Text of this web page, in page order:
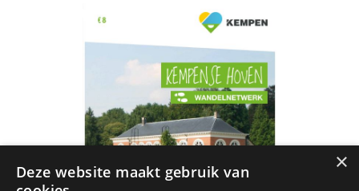
×
Deze website maakt gebruik van